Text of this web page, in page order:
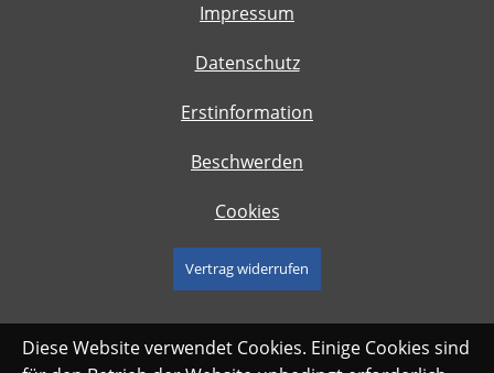
Impressum
Datenschutz
Erstinformation
Beschwerden
Cookies
Vertrag widerrufen
Diese Website verwendet Cookies. Einige Cookies sind